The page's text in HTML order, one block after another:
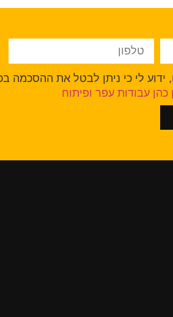
ידוע לי כי ניתן לבטל את ההסכמה
כהן עבודות עפר ופיתוח